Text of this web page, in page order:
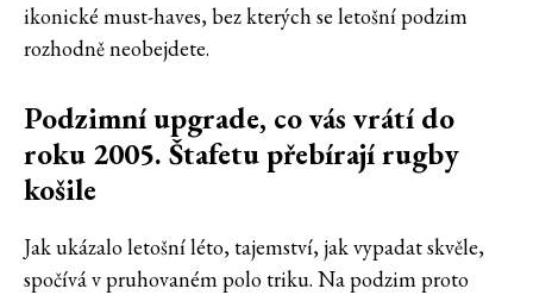
ikonické must-haves, bez kterých se letošní podzim
rozhodně neobejdete.
Podzimní upgrade, co vás vrátí do
roku 2005. Štafetu přebírají rugby
košile
Jak ukázalo letošní léto, tajemství, jak vypadat skvěle,
spočívá v pruhovaném polo triku. Na podzim proto